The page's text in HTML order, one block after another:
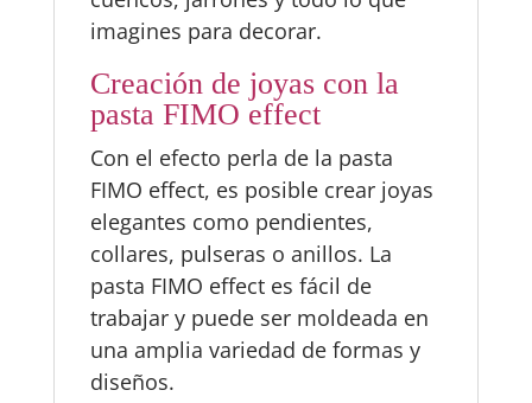
imagines para decorar.
Creación de joyas con la
pasta FIMO effect
Con el efecto perla de la pasta
FIMO effect, es posible crear joyas
elegantes como pendientes,
collares, pulseras o anillos. La
pasta FIMO effect es fácil de
trabajar y puede ser moldeada en
una amplia variedad de formas y
diseños.